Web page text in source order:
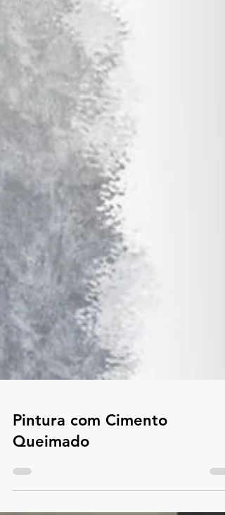
Pintura com Cimento
Queimado